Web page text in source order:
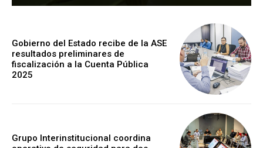
Gobierno del Estado recibe de la ASE
resultados preliminares de
fiscalización a la Cuenta Pública
2025
Grupo Interinstitucional coordina